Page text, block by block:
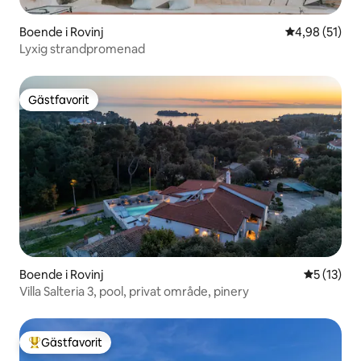
Boende i Rovinj 4,98 av 5 i
4,98 (51)
Lyxig strandpromenad
Gästfavorit
Gästfavorit
Boende i Rovinj 5 av 5 i
5 (13)
Villa Salteria 3, pool, privat område, pinery
Populär gästfavorit
Gästfavorit